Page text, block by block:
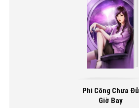
Phi Công Chưa Đủ
Giờ Bay